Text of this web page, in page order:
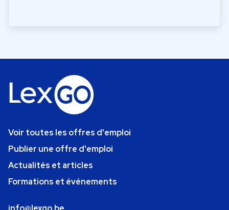
Voir toutes les offres d'emploi
Publier une offre d'emploi
Actualités et articles
Formations et événements